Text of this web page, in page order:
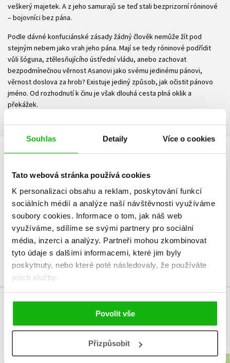
Souhlas Detaily Více o cookies
Tato webová stránka používá cookies
K personalizaci obsahu a reklam, poskytování funkcí
sociálních médií a analýze naší návštěvnosti využíváme
soubory cookies. Informace o tom, jak náš web
využíváme, sdílíme se svými partnery pro sociální
média, inzerci a analýzy. Partneři mohou zkombinovat
tyto údaje s dalšími informacemi, které jim byly
poskytnuty, nebo které poté následovaly, že používáte
jejich služby.
Povolit vše
Přizpůsobit
veškerý majetek. A z jeho samurajů se teď stali bezprizorní róninové
– bojovníci bez pána.
Podle dávné konfuciánské zásady žádný člověk nemůže žít pod
stejným nebem jako vrah jeho pána. Mají se tedy róninové podřídit
vůli šóguna, ztělesňujícího ústřední vládu, anebo zachovat
bezpodmínečnou věrnost Asanovi jako svému jedinému pánovi,
věrnost doslova za hrob? Existuje jediný způsob, jak očistit pánovo
jméno. Od rozhodnutí k činu je však dlouhá cesta plná oklik a
překážek.
Vaše hodnocení
Uživatelskou recenzi mohou vkládat pouze registrovaní uživatelé
Přihlásit
MOHLO BY VÁS TAKÉ ZAJÍMAT